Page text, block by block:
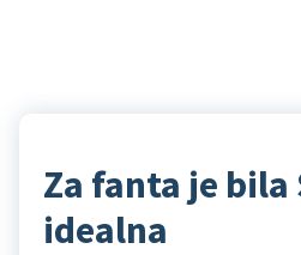
Za fanta je bila
idealna